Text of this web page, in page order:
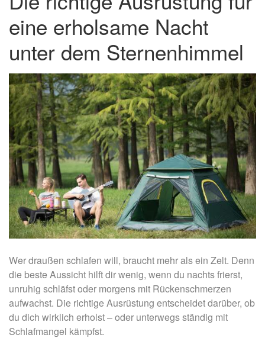
eine erholsame Nacht
unter dem Sternenhimmel
Wer draußen schlafen will, braucht mehr als ein Zelt. Denn
die beste Aussicht hilft dir wenig, wenn du nachts frierst,
unruhig schläfst oder morgens mit Rückenschmerzen
aufwachst. Die richtige Ausrüstung entscheidet darüber, ob
du dich wirklich erholst – oder unterwegs ständig mit
Schlafmangel kämpfst.